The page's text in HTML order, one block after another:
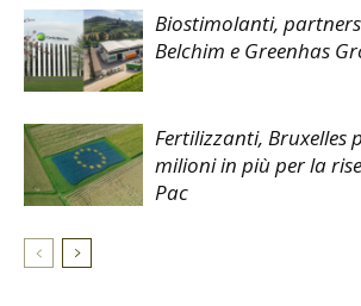
Biostimolanti,
Belchim e Greenhas
Fertilizzanti, Bruxelles
milioni in più per la
Pac